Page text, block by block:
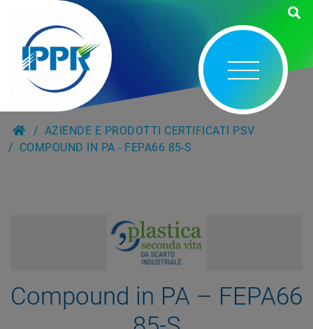
AZIENDE E PRODOTTI CERTIFICATI PSV
COMPOUND IN PA - FEPA66 85-S
Compound in PA – FEPA66